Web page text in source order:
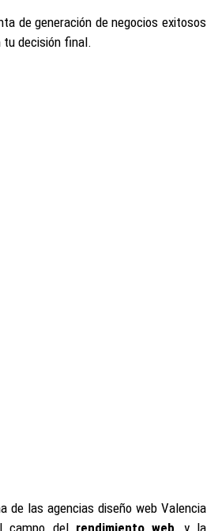
de generación de negocios exitosos
tu decisión final.
de las agencias diseño web Valencia
campo del rendimiento web, y la